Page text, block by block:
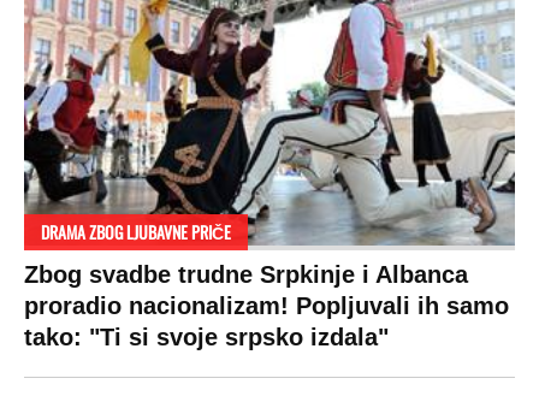
DRAMA ZBOG LJUBAVNE PRIČE
Zbog svadbe trudne Srpkinje i Albanca
proradio nacionalizam! Popljuvali ih samo
tako: "Ti si svoje srpsko izdala"